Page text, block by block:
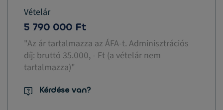
Vételár
5 790 000 Ft
"Az ár tartalmazza az ÁFA-t. Adminisztrációs
díj: bruttó 35.000, - Ft (a vételár nem
tartalmazza)"
Kérdése van?